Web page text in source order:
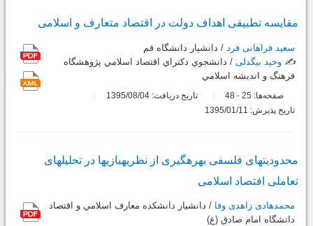
مقایسه تطبیقی اهداف دولت در اقتصاد متعارف و اسلامی
سعید فراهانی فرد / دانشيار دانشگاه قم
✍️ وحید بیگدلی / دانشجوي دکتراي اقتصاد اسلامي پژوهشگاه
فرهنگ و انديشه اسلامي
صفحه‌ها: 25
-
تاریخ دریافت: 1395/08/04
تاریخ پذیرش: 1395/01/11
محدودیت‏های فلسفی بهره‏گیری از نظریه‏بازی‏ها در تحلیل‏های
تعاملی اقتصاد اسلامی
محمدهادی زاهدی وفا / دانشيار دانشکده معارف اسلامي و اقتصاد
دانشگاه امام صادق (ع)